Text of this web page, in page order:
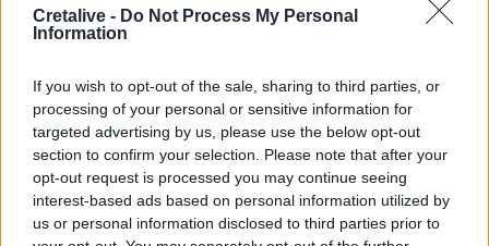
Cretalive - Do Not Process My Personal
Information
If you wish to opt-out of the sale, sharing to third parties, or
processing of your personal or sensitive information for
targeted advertising by us, please use the below opt-out
section to confirm your selection. Please note that after your
opt-out request is processed you may continue seeing
interest-based ads based on personal information utilized by
us or personal information disclosed to third parties prior to
Αργία 15ης Αυγούστου: Πώς θα αμειφθούν όσοι
εργαστούν
05:38
Τρόμος στην Μποτσουάνα: Εξαγριωμένος ιπποπόταμος
καταδιώκει τουρίστες
04:42
e-ΕΦΚΑ – ΔΥΠΑ: Ο «χάρτης» πληρωμών έως 14
Αυγούστου